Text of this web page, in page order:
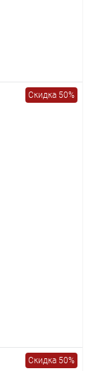
Скидка 50%
Скидка 50%